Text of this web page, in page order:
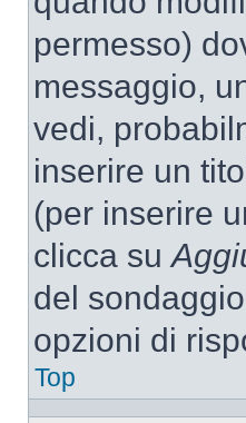
permesso)
messaggio,
vedi,
inserire un
(per inserire
clicca su
del
opzioni di
Top